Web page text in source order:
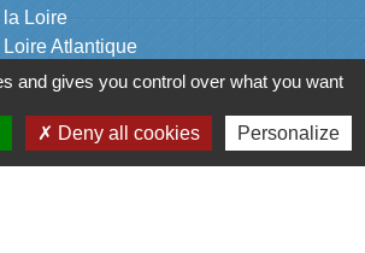
la Loire
Atlantique
Politique de confidentialité -
and gives you control over what you want
Deny all cookies Personalize